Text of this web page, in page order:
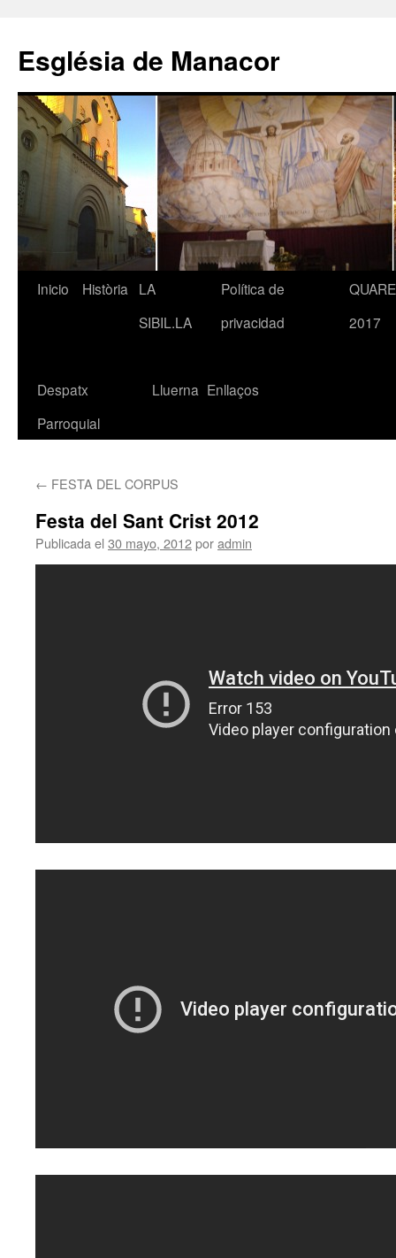
contenido
Església de Manacor
Inicio Història
LA
SIBIL.LA
Política de
privacidad
2017
Despatx
Parroquial
Lluerna Enllaços
← FESTA DEL CORPUS
Festa del Sant Crist 2012
Publicada el 30 mayo, 2012poradmin